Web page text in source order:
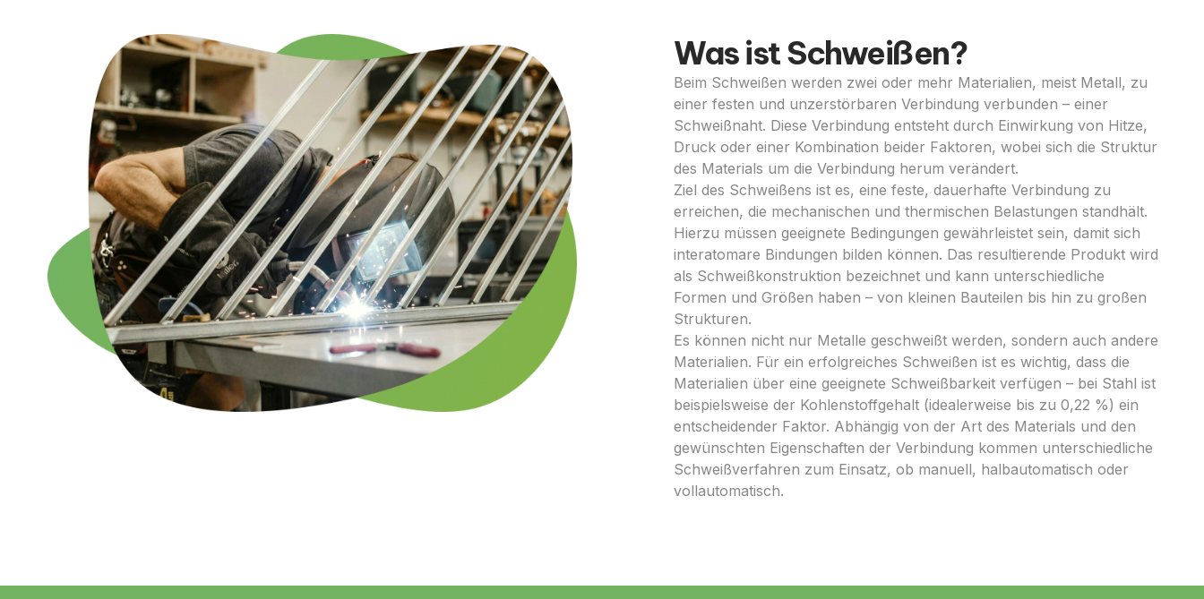
Was ist Schweißen?
Beim Schweißen werden zwei oder mehr Materialien, meist Metall, zu
einer festen und unzerstörbaren Verbindung verbunden – einer
Schweißnaht. Diese Verbindung entsteht durch Einwirkung von Hitze,
Druck oder einer Kombination beider Faktoren, wobei sich die Struktur
des Materials um die Verbindung herum verändert.
Ziel des Schweißens ist es, eine feste, dauerhafte Verbindung zu
erreichen, die mechanischen und thermischen Belastungen standhält.
Hierzu müssen geeignete Bedingungen gewährleistet sein, damit sich
interatomare Bindungen bilden können. Das resultierende Produkt wird
als Schweißkonstruktion bezeichnet und kann unterschiedliche
Formen und Größen haben – von kleinen Bauteilen bis hin zu großen
Strukturen.
Es können nicht nur Metalle geschweißt werden, sondern auch andere
Materialien. Für ein erfolgreiches Schweißen ist es wichtig, dass die
Materialien über eine geeignete Schweißbarkeit verfügen – bei Stahl ist
beispielsweise der Kohlenstoffgehalt (idealerweise bis zu 0,22 %) ein
entscheidender Faktor. Abhängig von der Art des Materials und den
gewünschten Eigenschaften der Verbindung kommen unterschiedliche
Schweißverfahren zum Einsatz, ob manuell, halbautomatisch oder
vollautomatisch.